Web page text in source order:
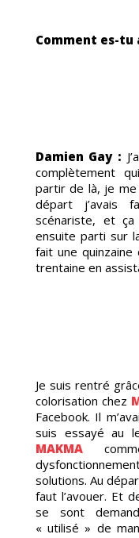
Comment es-tu
Damien Gay :
complètement
partir de là, je me
départ j’avais
scénariste, et ça
ensuite parti sur
fait une quinzaine
trentaine en
Je suis rentré
colorisation chez
Facebook. Il
suis essayé au
MAKMA
solutions. Au
faut l’avouer. Et
se sont
« utilisé » de